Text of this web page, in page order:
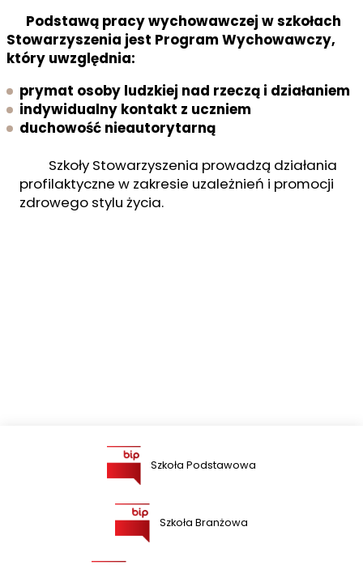
Podstawą pracy wychowawczej w szkołach
Stowarzyszenia jest Program Wychowawczy,
który uwzględnia:
prymat osoby ludzkiej nad rzeczą i działaniem
indywidualny kontakt z uczniem
duchowość nieautorytarną
Szkoły Stowarzyszenia prowadzą działania
profilaktyczne w zakresie uzależnień i promocji
zdrowego stylu życia.
Szkoła Podstawowa
Szkoła Branżowa